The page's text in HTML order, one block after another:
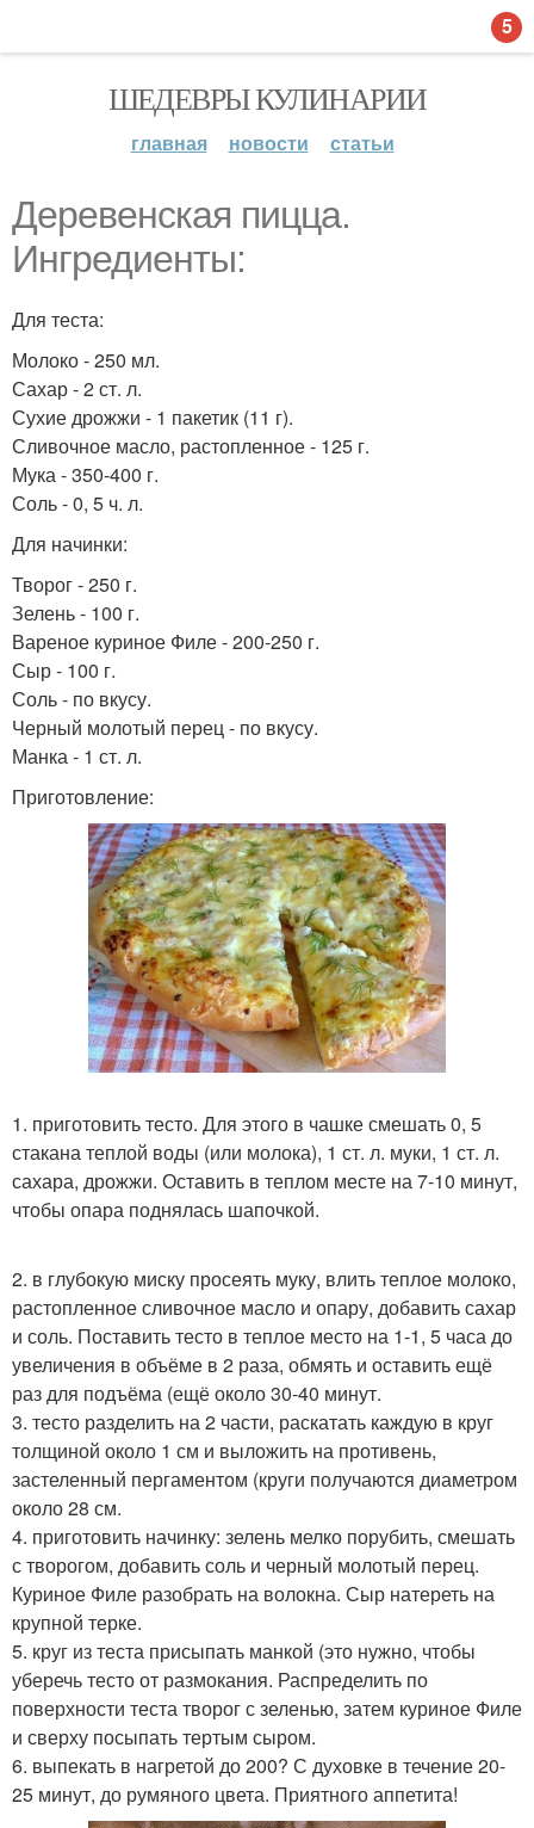
ШЕДЕВРЫ КУЛИНАРИИ
главная новости статьи
Деревенская пицца.
Ингредиенты:
Для теста:
Молоко - 250 мл.
Сахар - 2 ст. л.
Сухие дрожжи - 1 пакетик (11 г).
Сливочное масло, растопленное - 125 г.
Мука - 350-400 г.
Соль - 0, 5 ч. л.
Для начинки:
Творог - 250 г.
Зелень - 100 г.
Вареное куриное Филе - 200-250 г.
Сыр - 100 г.
Соль - по вкусу.
Черный молотый перец - по вкусу.
Манка - 1 ст. л.
Приготовление:
1. приготовить тесто. Для этого в чашке смешать 0, 5
стакана теплой воды (или молока), 1 ст. л. муки, 1 ст. л.
сахара, дрожжи. Оставить в теплом месте на 7-10 минут,
чтобы опара поднялась шапочкой.
2. в глубокую миску просеять муку, влить теплое молоко,
растопленное сливочное масло и опару, добавить сахар
и соль. Поставить тесто в теплое место на 1-1, 5 часа до
увеличения в объёме в 2 раза, обмять и оставить ещё
раз для подъёма (ещё около 30-40 минут.
3. тесто разделить на 2 части, раскатать каждую в круг
толщиной около 1 см и выложить на противень,
застеленный пергаментом (круги получаются диаметром
около 28 см.
4. приготовить начинку: зелень мелко порубить, смешать
с творогом, добавить соль и черный молотый перец.
Куриное Филе разобрать на волокна. Сыр натереть на
крупной терке.
5. круг из теста присыпать манкой (это нужно, чтобы
уберечь тесто от размокания. Распределить по
поверхности теста творог с зеленью, затем куриное Филе
и сверху посыпать тертым сыром.
6. выпекать в нагретой до 200? С духовке в течение 20-
25 минут, до румяного цвета. Приятного аппетита!
5